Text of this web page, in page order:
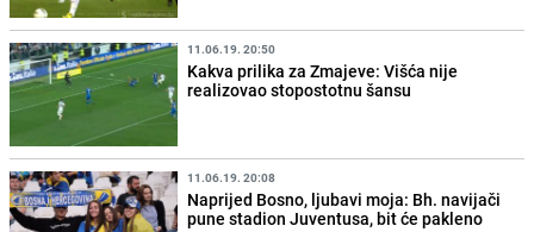
11.06.19. 20:50
Kakva prilika za Zmajeve: Višća nije
realizovao stopostotnu šansu
11.06.19. 20:08
Naprijed Bosno, ljubavi moja: Bh. navijači
pune stadion Juventusa, bit će pakleno